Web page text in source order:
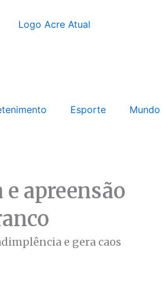
Esporte Mundo
apreensão
e gera caos